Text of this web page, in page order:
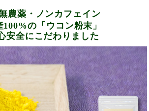
農薬・ノンカフェイン
の「ウコン粉末」
安全にこだわりました